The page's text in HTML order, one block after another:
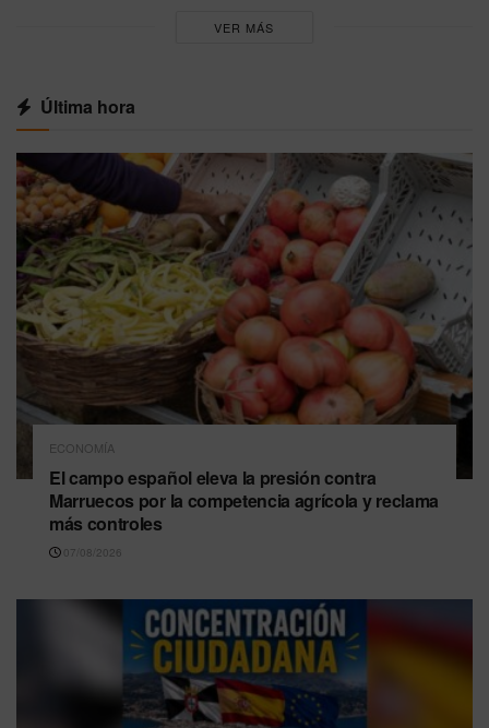
VER MÁS
Última hora
ECONOMÍA
El campo español eleva la presión contra
Marruecos por la competencia agrícola y reclama
más controles
07/08/2026